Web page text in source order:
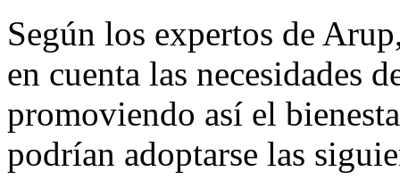
Según los expertos de
en cuenta las necesidades
promoviendo así el
podrían adoptarse las